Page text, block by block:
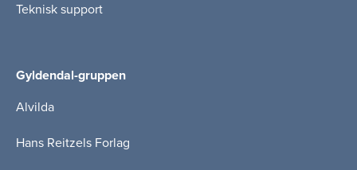
Teknisk support
Gyldendal-gruppen
Alvilda
Hans Reitzels Forlag